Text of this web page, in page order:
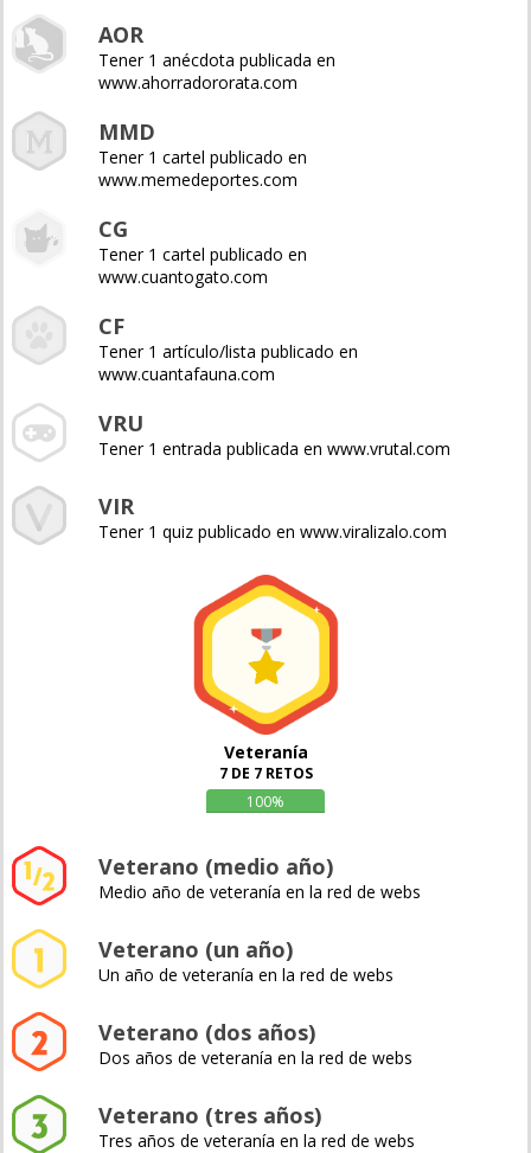
AOR
Tener 1 anécdota publicada en
www.ahorradororata.com
MMD
Tener 1 cartel publicado en
www.memedeportes.com
CG
Tener 1 cartel publicado en
www.cuantogato.com
CF
Tener 1 artículo/lista publicado en
www.cuantafauna.com
VRU
Tener 1 entrada publicada en www.vrutal.com
VIR
Tener 1 quiz publicado en www.viralizalo.com
Veteranía
7 DE 7 RETOS
100%
Veterano (medio año)
Medio año de veteranía en la red de webs
Veterano (un año)
Un año de veteranía en la red de webs
Veterano (dos años)
Dos años de veteranía en la red de webs
Veterano (tres años)
Tres años de veteranía en la red de webs